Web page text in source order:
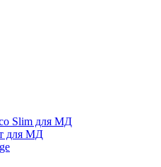
Slim для МД
для МД